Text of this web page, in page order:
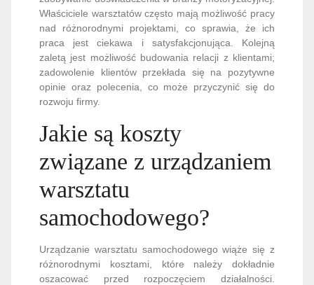
Właściciele warsztatów często mają możliwość pracy
nad różnorodnymi projektami, co sprawia, że ich
praca jest ciekawa i satysfakcjonująca. Kolejną
zaletą jest możliwość budowania relacji z klientami;
zadowolenie klientów przekłada się na pozytywne
opinie oraz polecenia, co może przyczynić się do
rozwoju firmy.
Jakie są koszty
związane z urządzaniem
warsztatu
samochodowego?
Urządzanie warsztatu samochodowego wiąże się z
różnorodnymi kosztami, które należy dokładnie
oszacować przed rozpoczęciem działalności.